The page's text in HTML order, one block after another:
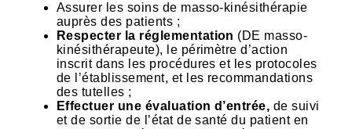
Assurer les soins de masso-kinésithérapie
auprès des patients ;
Respecter la réglementation (DE masso-
kinésithérapeute), le périmètre d’action
inscrit dans les procédures et les protocoles
de l’établissement, et les recommandations
des tutelles ;
Effectuer une évaluation d’entrée, de suivi
et de sortie de l’état de santé du patient en